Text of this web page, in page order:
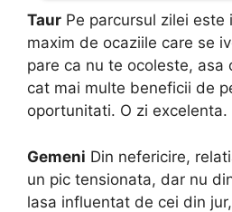
Taur Pe parcursul zilei
maxim de ocaziile care se
pare ca nu te ocoleste, asa
cat mai multe beneficii de
oportunitati. O zi excelenta.
Gemeni Din nefericire,
un pic tensionata, dar nu
lasa influentat de cei din